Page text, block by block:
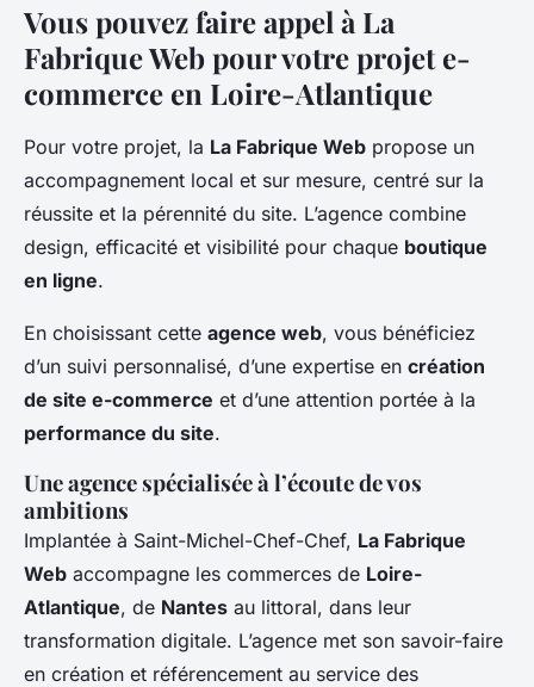
Vous pouvez faire appel à La
Fabrique Web pour votre projet e-
commerce en Loire-Atlantique
Pour votre projet, la La Fabrique Web propose un
accompagnement local et sur mesure, centré sur la
réussite et la pérennité du site. L’agence combine
design, efficacité et visibilité pour chaque boutique
en ligne.
En choisissant cette agence web, vous bénéficiez
d’un suivi personnalisé, d’une expertise en création
de site e-commerce et d’une attention portée à la
performance du site.
Une agence spécialisée à l’écoute de vos
ambitions
Implantée à Saint-Michel-Chef-Chef, La Fabrique
Web accompagne les commerces de Loire-
Atlantique, de Nantes au littoral, dans leur
transformation digitale. L’agence met son savoir-faire
en création et référencement au service des